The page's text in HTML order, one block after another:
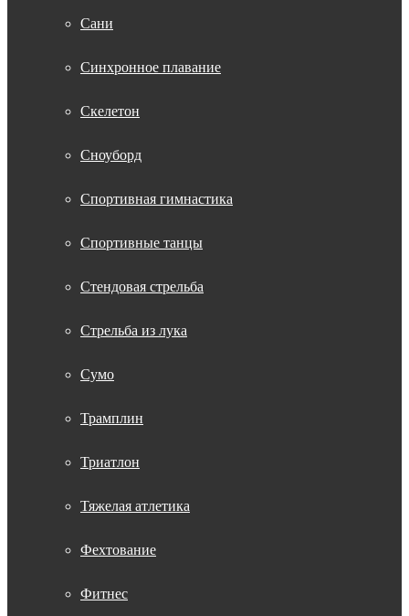
Сани
Синхронное плавание
Скелетон
Сноуборд
Спортивная гимнастика
Спортивные танцы
Стендовая стрельба
Стрельба из лука
Сумо
Трамплин
Триатлон
Тяжелая атлетика
Фехтование
Фитнес